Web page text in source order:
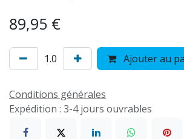
89,95 €
Ajouter au
Conditions générales
Expédition : 3-4 jours ouvrables